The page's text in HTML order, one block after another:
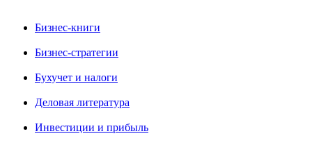
Бизнес-книги
Бизнес-стратегии
Бухучет и налоги
Деловая литература
Инвестиции и прибыль